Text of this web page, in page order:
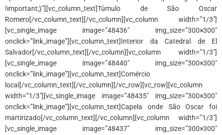
!important;}”][vc_column_text]Túmulo de São Oscar
Romero[/vc_column_text][/vc_column][vc_column width=”1/3″]
[vc_single_image image=”48436″ img_size=”300×300″
onclick=”link_image”][vc_column_text]Interior da Catedral de El
Salvador[/vc_column_text][/vc_column][vc_column width=”1/3″]
[vc_single_image image=”48440″ img_size=”300×300″
onclick=”link_image”][vc_column_text]Comércio
local[/vc_column_text][/vc_column][/vc_row][vc_row][vc_column
width=”1/3″][vc_single_image image=”48435″ img_size=”300×300″
onclick=”link_image”][vc_column_text]Capela onde São Oscar foi
martirizado[/vc_column_text][/vc_column][vc_column width=”1/3″]
[vc_single_image image=”48437″ img_size=”300×300″